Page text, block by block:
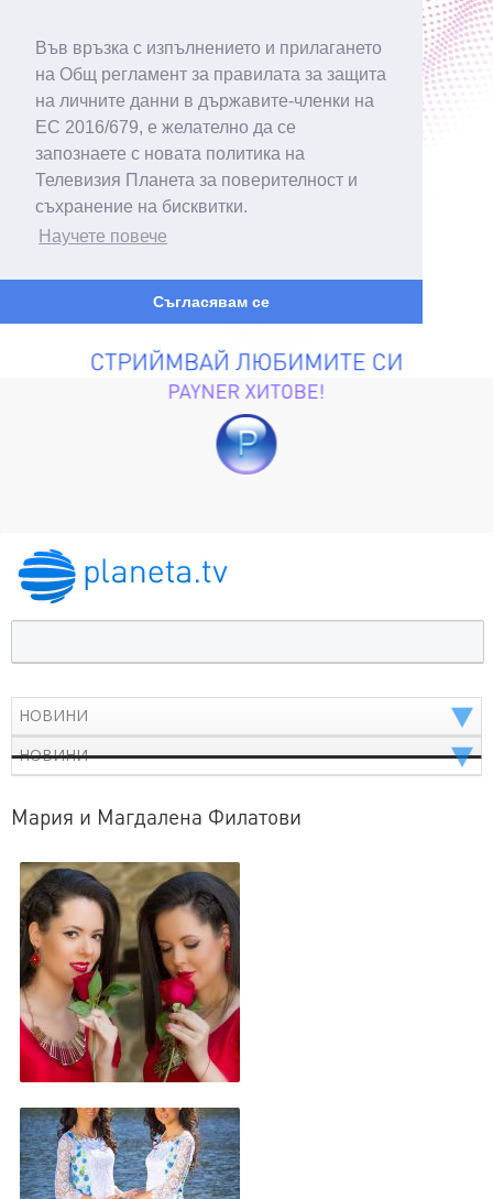
Във връзка с изпълнението и прилагането
на Общ регламент за правилата за защита
на личните данни в държавите-членки на
ЕС 2016/679, е желателно да се
запознаете с новата политика на
Телевизия Планета за поверителност и
съхранение на бисквитки.
Научете повече
Съгласявам се
Мария и Магдалена Филатови